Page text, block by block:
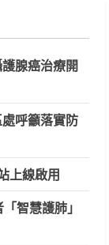
腺癌治療開
呼籲落實防
上線啟用
智慧護肺」